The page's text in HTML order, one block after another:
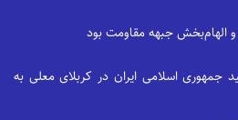
جبهه مقاومت بود
جمهوری اسلامی ایران در کربلای معلی به